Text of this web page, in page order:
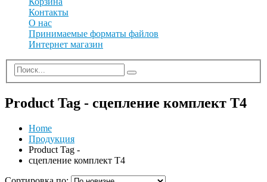
Контакты
О нас
Принимаемые форматы файлов
Интернет магазин
Product Tag - сцепление комплект Т4
Home
Продукция
Product Tag -
сцепление комплект Т4